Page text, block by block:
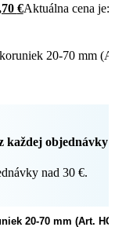
€Aktuálna cena je:
20-70 mm
každej objednávky
nad 30 €.
20-70 mm (Art.